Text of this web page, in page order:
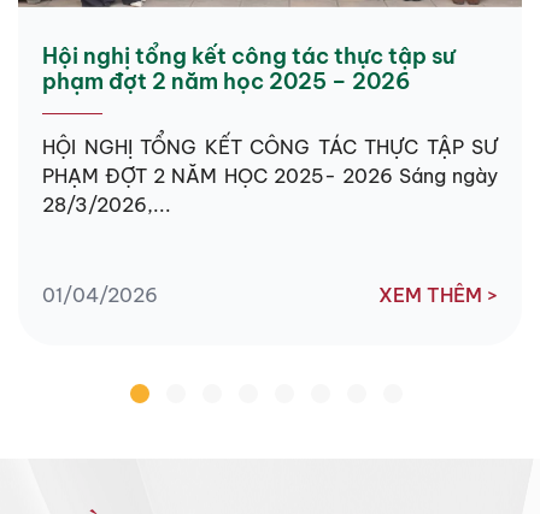
Hội nghị tổng kết công tác thực tập sư
phạm đợt 2 năm học 2025 – 2026
HỘI NGHỊ TỔNG KẾT CÔNG TÁC THỰC TẬP SƯ
PHẠM ĐỢT 2 NĂM HỌC 2025- 2026 Sáng ngày
28/3/2026,...
01/04/2026 XEM THÊM >